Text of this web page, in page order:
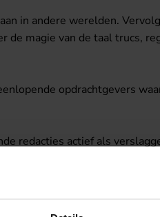
in andere werelden.
magie van de taal trucs,
opdrachtgevers
redacties actief als
‘Ik weet dat ik als
een auteur prutsen aan